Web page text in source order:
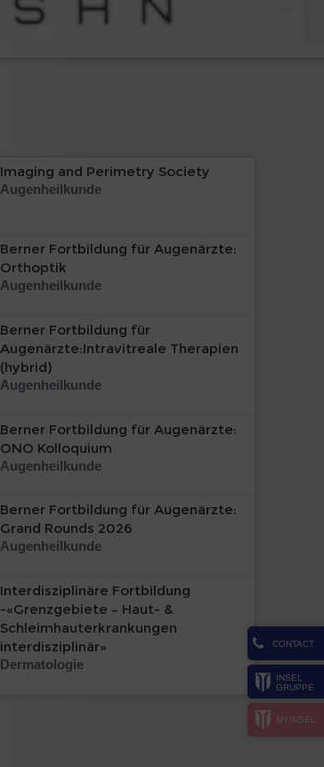
CONTACT
INSEL
GRUPPE
MYINSEL
Imaging and Perimetry Society
Augenheilkunde
Berner Fortbildung für Augenärzte:
Orthoptik
Augenheilkunde
Berner Fortbildung für
Augenärzte:Intravitreale Therapien
(hybrid)
Augenheilkunde
Berner Fortbildung für Augenärzte:
ONO Kolloquium
Augenheilkunde
Berner Fortbildung für Augenärzte:
Grand Rounds 2026
Augenheilkunde
Interdisziplinäre Fortbildung
-«Grenzgebiete – Haut- &
Schleimhauterkrankungen
interdisziplinär»
Dermatologie